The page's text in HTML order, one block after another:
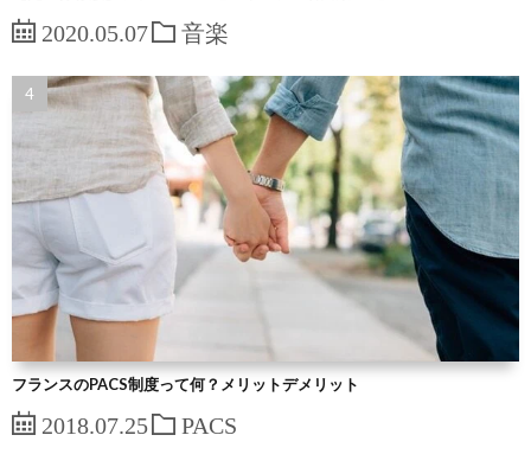
2020.05.07 音楽
フランスのPACS制度って何？メリットデメリット
2018.07.25 PACS